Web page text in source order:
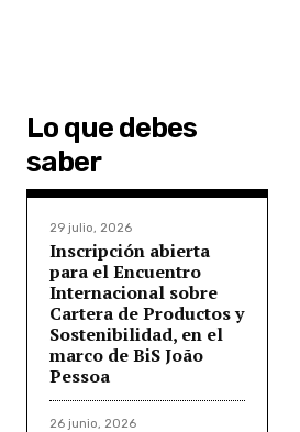
Lo que debes
saber
29 julio, 2026
Inscripción abierta
para el Encuentro
Internacional sobre
Cartera de Productos y
Sostenibilidad, en el
marco de BiS João
Pessoa
26 junio, 2026